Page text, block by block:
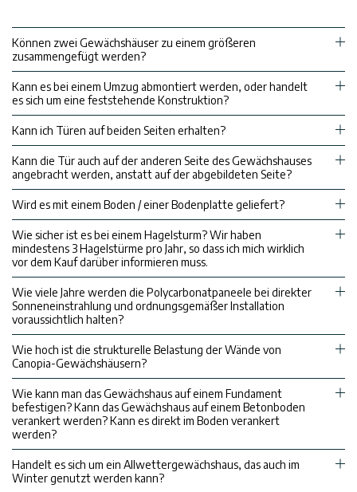
Können zwei Gewächshäuser zu einem größeren
zusammengefügt werden?
Kann es bei einem Umzug abmontiert werden, oder handelt
es sich um eine feststehende Konstruktion?
Kann ich Türen auf beiden Seiten erhalten?
Kann die Tür auch auf der anderen Seite des Gewächshauses
angebracht werden, anstatt auf der abgebildeten Seite?
Wird es mit einem Boden / einer Bodenplatte geliefert?
Wie sicher ist es bei einem Hagelsturm? Wir haben
mindestens 3 Hagelstürme pro Jahr, so dass ich mich wirklich
vor dem Kauf darüber informieren muss.
Wie viele Jahre werden die Polycarbonatpaneele bei direkter
Sonneneinstrahlung und ordnungsgemäßer Installation
voraussichtlich halten?
Wie hoch ist die strukturelle Belastung der Wände von
Canopia-Gewächshäusern?
Wie kann man das Gewächshaus auf einem Fundament
befestigen? Kann das Gewächshaus auf einem Betonboden
verankert werden? Kann es direkt im Boden verankert
werden?
Handelt es sich um ein Allwettergewächshaus, das auch im
Winter genutzt werden kann?